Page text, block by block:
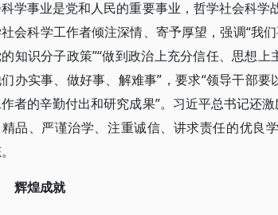
学事业是党和人民的重要事业，哲学社会科
会科学工作者倾注深情、寄予厚望，强调“我
知识分子政策”“做到政治上充分信任、思想
办实事、做好事、解难事”，要求“领导干部
者的辛勤付出和研究成果”。习近平总书记还
品、严谨治学、注重诚信、讲求责任的优良
辉煌成就